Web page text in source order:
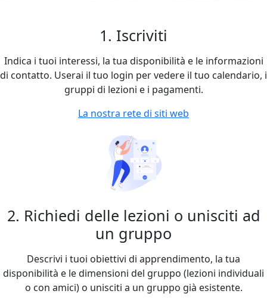
1. Iscriviti
Indica i tuoi interessi, la tua disponibilità e le informazioni
di contatto. Userai il tuo login per vedere il tuo calendario, i
gruppi di lezioni e i pagamenti.
La nostra rete di siti web
2. Richiedi delle lezioni o unisciti ad
un gruppo
Descrivi i tuoi obiettivi di apprendimento, la tua
disponibilità e le dimensioni del gruppo (lezioni individuali
o con amici) o unisciti a un gruppo già esistente.